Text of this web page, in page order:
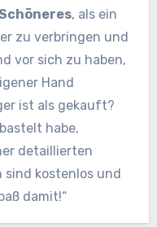
, als ein
zu verbringen und
vor sich zu haben,
Hand
ist als gekauft?
habe,
detaillierten
kostenlos und
damit!“